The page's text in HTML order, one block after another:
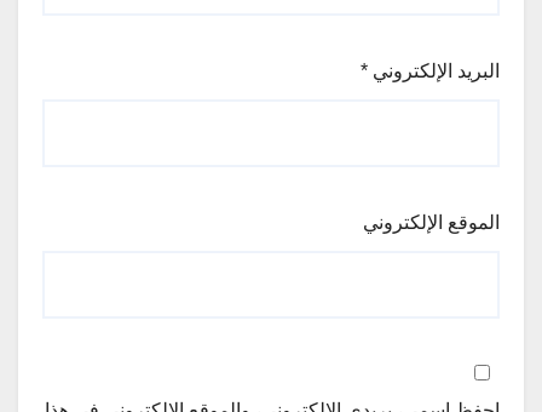
البريد الإلكتروني *
الموقع الإلكتروني